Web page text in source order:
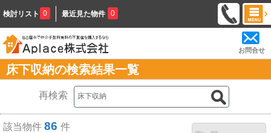
検討リスト 0 最近見た物件 0
お問合せ
床下収納の検索結果一覧
再検索
該当物件 86 件